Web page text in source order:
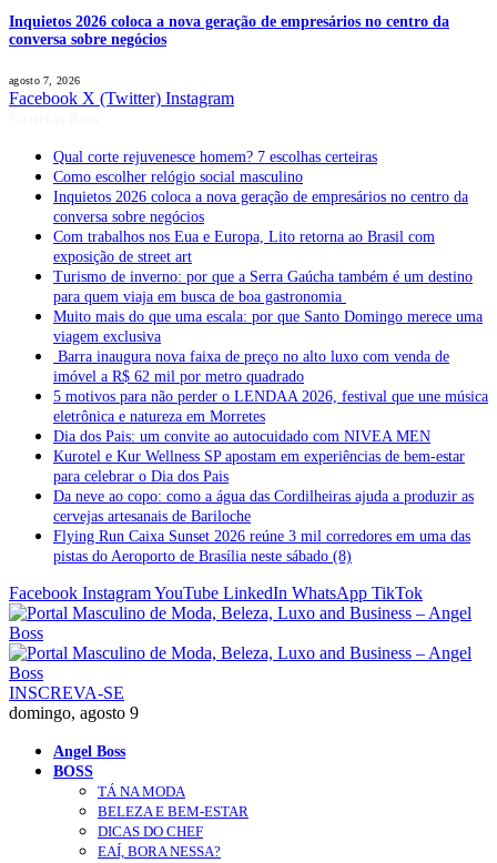
Inquietos 2026 coloca a nova geração de empresários no centro da
conversa sobre negócios
agosto 7, 2026
Facebook X (Twitter) Instagram
Qual corte rejuvenesce homem? 7 escolhas certeiras
Como escolher relógio social masculino
Inquietos 2026 coloca a nova geração de empresários no centro da
conversa sobre negócios
Com trabalhos nos Eua e Europa, Lito retorna ao Brasil com
exposição de street art
Turismo de inverno: por que a Serra Gaúcha também é um destino
para quem viaja em busca de boa gastronomia
Muito mais do que uma escala: por que Santo Domingo merece uma
viagem exclusiva
Barra inaugura nova faixa de preço no alto luxo com venda de
imóvel a R$ 62 mil por metro quadrado
5 motivos para não perder o LENDAA 2026, festival que une música
eletrônica e natureza em Morretes
Dia dos Pais: um convite ao autocuidado com NIVEA MEN
Kurotel e Kur Wellness SP apostam em experiências de bem-estar
para celebrar o Dia dos Pais
Da neve ao copo: como a água das Cordilheiras ajuda a produzir as
cervejas artesanais de Bariloche
Flying Run Caixa Sunset 2026 reúne 3 mil corredores em uma das
pistas do Aeroporto de Brasília neste sábado (8)
Facebook InstagramYouTube LinkedIn WhatsApp TikTok
INSCREVA-SE
domingo, agosto 9
Angel Boss
BOSS
TÁ NA MODA
BELEZA E BEM-ESTAR
DICAS DO CHEF
EAÍ, BORA NESSA?